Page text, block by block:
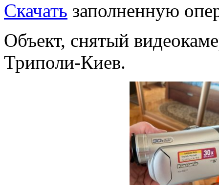
Скачать заполненную
Объект, снятый
Триполи-Киев.